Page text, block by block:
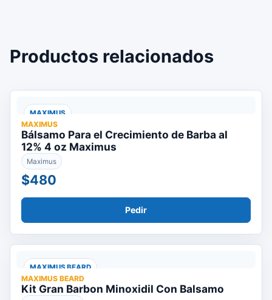
Productos relacionados
MAXIMUS
MAXIMUS
Bálsamo Para el Crecimiento de Barba al
12% 4 oz Maximus
Maximus
$480
Pedir
MAXIMUS BEARD
MAXIMUS BEARD
Kit Gran Barbon Minoxidil Con Balsamo